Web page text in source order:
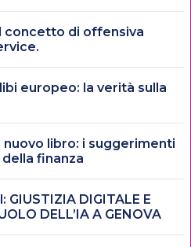
concetto di offensiva
europeo: la verità sulla
libro: i suggerimenti
finanza
GIUSTIZIA DIGITALE E
DELL’IA A GENOVA